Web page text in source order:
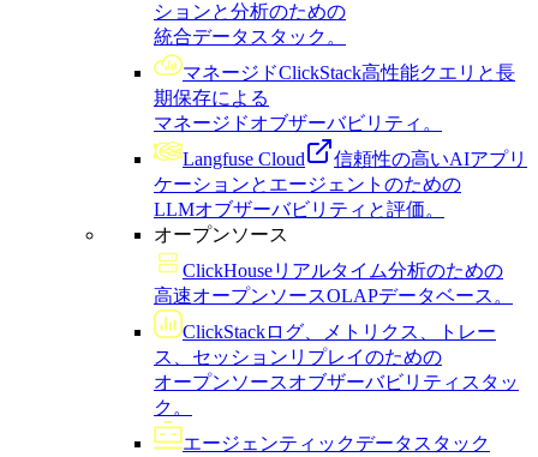
ションと分析のための
統合データスタック。
マネージドClickStack高性能クエリと長
期保存による
マネージドオブザーバビリティ。
Langfuse Cloud
信頼性の高いAIアプリ
ケーションとエージェントのための
LLMオブザーバビリティと評価。
オープンソース
ClickHouseリアルタイム分析のための
高速オープンソースOLAPデータベース。
ClickStackログ、メトリクス、トレー
ス、セッションリプレイのための
オープンソースオブザーバビリティスタッ
ク。
エージェンティックデータスタック